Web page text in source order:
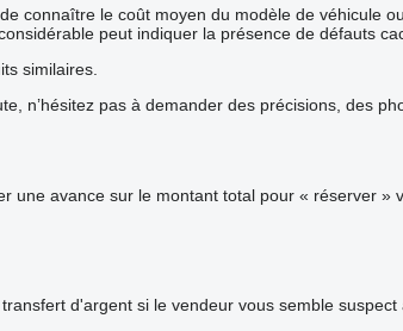
connaître le coût moyen du modèle de véhicule
peut indiquer la présence de défauts
similaires.
n’hésitez pas à demander des précisions, des
avance sur le montant total pour « réserver
d'argent si le vendeur vous semble suspect